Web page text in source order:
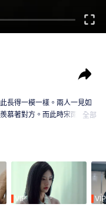
長得一模一樣。兩人一見如
慕著對方。而此時宋雨嫻的
全部
VIP VIP